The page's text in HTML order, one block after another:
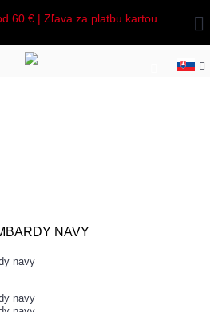
60 € | Zľava za platbu kartou
NAVY